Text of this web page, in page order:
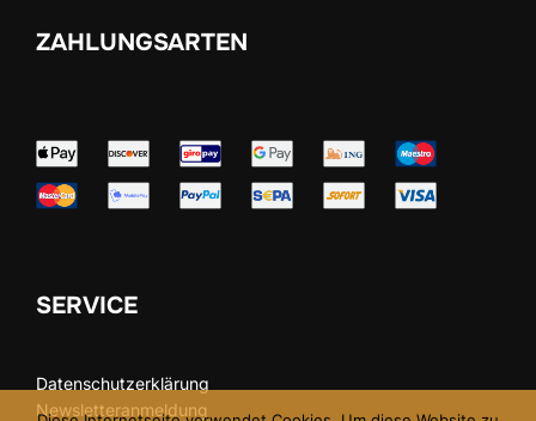
ZAHLUNGSARTEN
SERVICE
Datenschutzerklärung
Newsletteranmeldung